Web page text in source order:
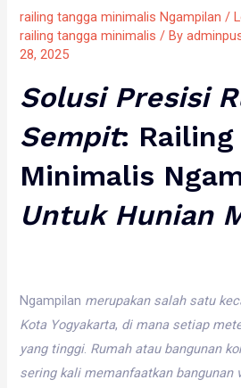
railing tangga minimalis Ngampilan /
railing tangga minimalis / By
28, 2025
Solusi Presisi
Sempit: Railing
Minimalis
Untuk Hunian
Ngampilan merupakan salah satu
Kota Yogyakarta, di mana setiap
yang tinggi. Rumah atau bangunan
sering kali memanfaatkan bangunan